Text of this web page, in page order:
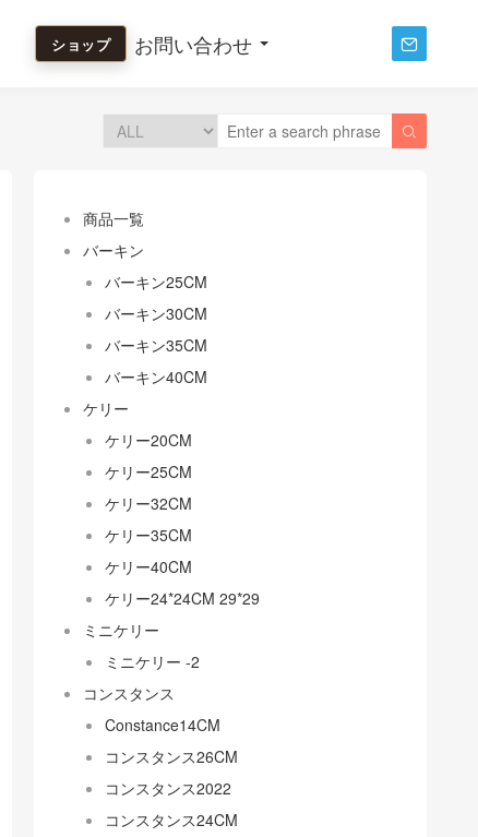
ショップ お問い合わせ 

商品一覧
バーキン
バーキン25CM
バーキン30CM
バーキン35CM
バーキン40CM
ケリー
ケリー20CM
ケリー25CM
ケリー32CM
ケリー35CM
ケリー40CM
ケリー24*24CM 29*29
ミニケリー
ミニケリー -2
コンスタンス
Constance14CM
コンスタンス26CM
コンスタンス2022
コンスタンス24CM